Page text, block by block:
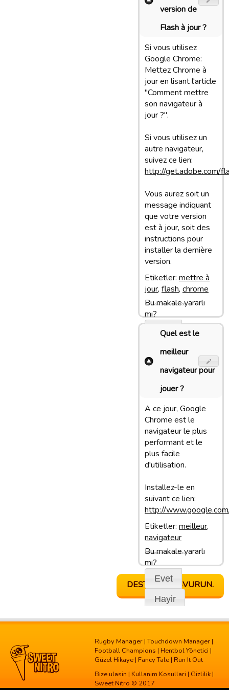
version de
Flash à jour ?
Si vous utilisez
Google Chrome:
Mettez Chrome à
jour en lisant l'article
"Comment mettre
son navigateur à
jour ?".
Si vous utilisez un
autre navigateur,
suivez ce lien:
http://get.adobe.com/
Vous aurez soit un
message indiquant
que votre version
est à jour, soit des
instructions pour
installer la dernière
version.
Etiketler: mettre à
jour, flash, chrome
Bu makale yararlı
mı?
Evet
Hayir
Son update: 27/01/13 13:38
Quel est le
meilleur
navigateur pour
jouer ?
A ce jour, Google
Chrome est le
navigateur le plus
performant et le
plus facile
d'utilisation.
Installez-le en
suivant ce lien:
http://
Etiketler: meilleur,
navigateur
Bu makale yararlı
mı?
Evet
Hayir
Son update: 27/01/13 13:40
DESTEGE BASVURUN.
Rugby Manager |Touchdown Manager |
Football Champions | Hentbol Yönetici |
Güzel Hikaye | Fancy Tale | Run It Out
Bize ulasin | Kullanim Kosullari | Gizlilik |
Sweet Nitro © 2017